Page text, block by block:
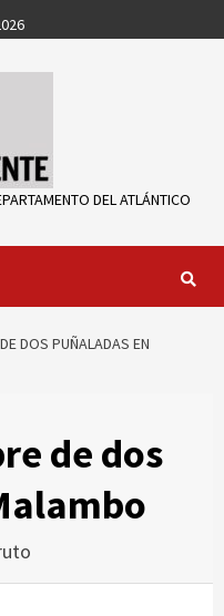
DEL ATLÁNTICO
DOS PUÑALADAS EN
de dos